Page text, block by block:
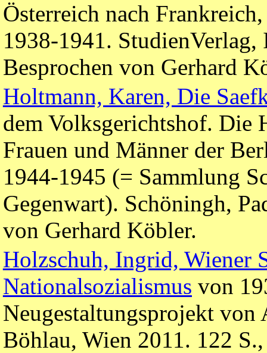
Österreich nach
1938-1941.
Besprochen von Gerhard
Holtmann, Karen, Die
dem Volksgerichtshof. Die
Frauen und Männer der
1944-1945 (= Sammlung
Gegenwart). Schöningh,
von Gerhard Köbler.
Holzschuh, Ingrid, Wiener
Nationalsozialismus von
Neugestaltungsprojekt
Böhlau, Wien 2011. 122